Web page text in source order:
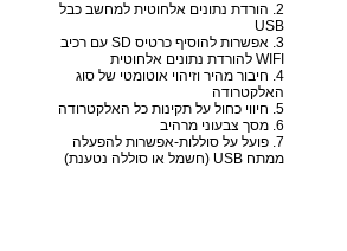
2. הורדת נתונים אלחוטית למחשב כבל
USB
3. אפשרות להוסיף כרטיס SD עם רכיב
WIFI להורדת נתונים אלחוטית
4. חיבור מהיר וזיהוי אוטומטי של סוג
האלקטרודה
5. חיווי כחול על תקינות כל האלקטרודה
6. מסך צבעוני מרהיב
7. פועל על סוללות-אפשרות להפעלה
ממתח USB (חשמל או סוללה נטענת)